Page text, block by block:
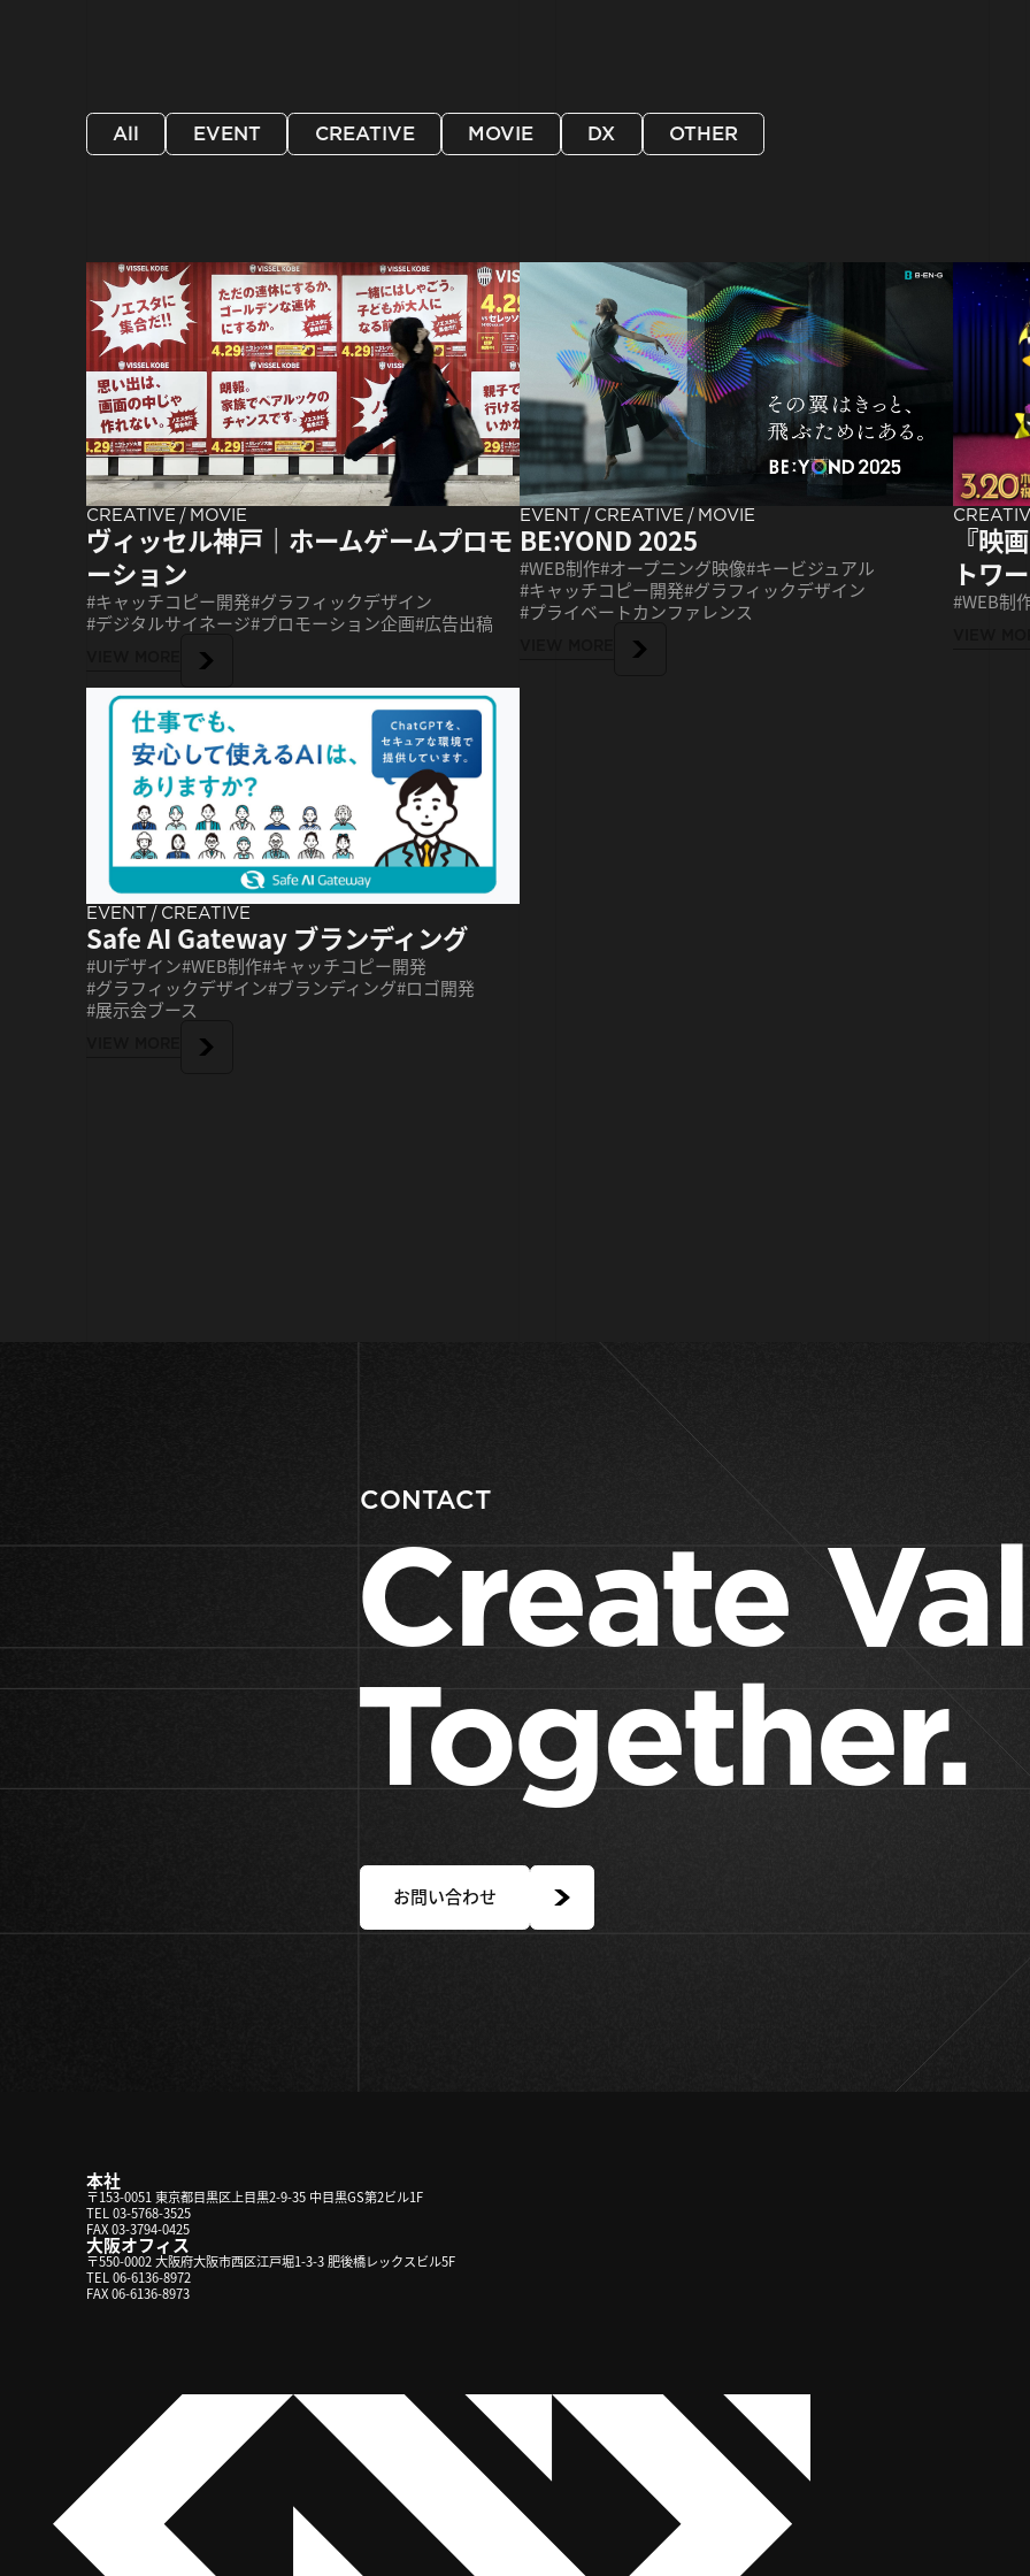
All EVENT CREATIVE MOVIE DX OTHER
CREATIVE/MOVIE
ヴィッセル神戸｜ホームゲームプロモ
ーション
キャッチコピー開発 グラフィックデザイン
デジタルサイネージ プロモーション企画 広告出稿
EVENT/CREATIVE /MOVIE
BE:YOND 2025
WEB制作 オープニング映像 キービジュアル
キャッチコピー開発 グラフィックデザイン
プライベートカンファレンス
『映
トワ
WEB制
EVENT/CREATIVE
Safe AI Gateway ブランディング
UIデザイン WEB制作 キャッチコピー開発
グラフィックデザイン ブランディング ロゴ開発
展示会ブース
CONTACT
Create
Together.
お問い合わせ
本社
〒153-0051 東京都目黒区上目黒2-9-35 中目黒GS第2ビル1F
TEL 03-5768-3525
FAX 03-3794-0425
大阪オフィス
〒550-0002 大阪府大阪市西区江戸堀1-3-3 肥後橋レックスビル5F
TEL 06-6136-8972
FAX 06-6136-8973